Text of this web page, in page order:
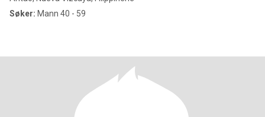
Søker: Mann 40 - 59